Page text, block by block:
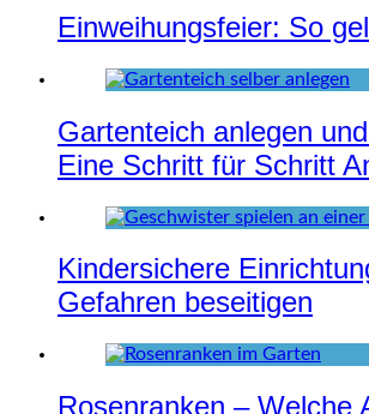
Einweihungsfeier: So
Gartenteich anlegen
Eine Schritt für Schritt
Kindersichere
Gefahren beseitigen
Rosenranken – Welche